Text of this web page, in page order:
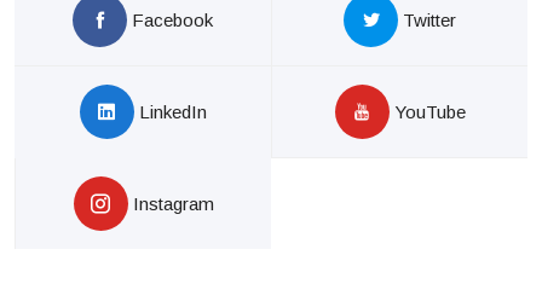
Facebook Twitter
LinkedIn YouTube
Instagram